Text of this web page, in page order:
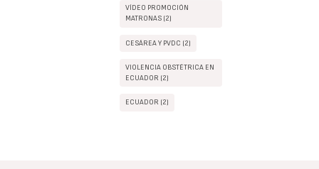
VÍDEO PROMOCIÓN
MATRONAS (2)
CESÁREA Y PVDC (2)
VIOLENCIA OBSTÉTRICA EN
ECUADOR (2)
ECUADOR (2)